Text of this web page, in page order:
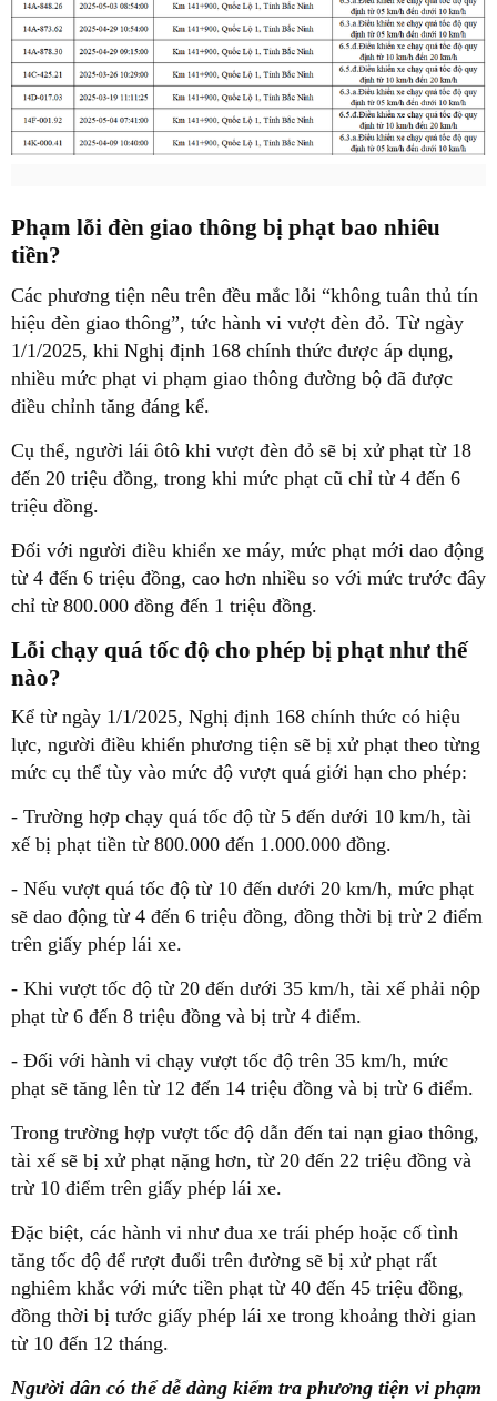
Phạm lỗi đèn giao thông bị phạt bao nhiêu
tiền?
Các phương tiện nêu trên đều mắc lỗi “không tuân thủ tín
hiệu đèn giao thông”, tức hành vi vượt đèn đỏ. Từ ngày
1/1/2025, khi Nghị định 168 chính thức được áp dụng,
nhiều mức phạt vi phạm giao thông đường bộ đã được
điều chỉnh tăng đáng kể.
Cụ thể, người lái ôtô khi vượt đèn đỏ sẽ bị xử phạt từ 18
đến 20 triệu đồng, trong khi mức phạt cũ chỉ từ 4 đến 6
triệu đồng.
Đối với người điều khiển xe máy, mức phạt mới dao động
từ 4 đến 6 triệu đồng, cao hơn nhiều so với mức trước đây
chỉ từ 800.000 đồng đến 1 triệu đồng.
Lỗi chạy quá tốc độ cho phép bị phạt như thế
nào?
Kể từ ngày 1/1/2025, Nghị định 168 chính thức có hiệu
lực, người điều khiển phương tiện sẽ bị xử phạt theo từng
mức cụ thể tùy vào mức độ vượt quá giới hạn cho phép:
- Trường hợp chạy quá tốc độ từ 5 đến dưới 10 km/h, tài
xế bị phạt tiền từ 800.000 đến 1.000.000 đồng.
- Nếu vượt quá tốc độ từ 10 đến dưới 20 km/h, mức phạt
sẽ dao động từ 4 đến 6 triệu đồng, đồng thời bị trừ 2 điểm
trên giấy phép lái xe.
- Khi vượt tốc độ từ 20 đến dưới 35 km/h, tài xế phải nộp
phạt từ 6 đến 8 triệu đồng và bị trừ 4 điểm.
- Đối với hành vi chạy vượt tốc độ trên 35 km/h, mức
phạt sẽ tăng lên từ 12 đến 14 triệu đồng và bị trừ 6 điểm.
Trong trường hợp vượt tốc độ dẫn đến tai nạn giao thông,
tài xế sẽ bị xử phạt nặng hơn, từ 20 đến 22 triệu đồng và
trừ 10 điểm trên giấy phép lái xe.
Đặc biệt, các hành vi như đua xe trái phép hoặc cố tình
tăng tốc độ để rượt đuổi trên đường sẽ bị xử phạt rất
nghiêm khắc với mức tiền phạt từ 40 đến 45 triệu đồng,
đồng thời bị tước giấy phép lái xe trong khoảng thời gian
từ 10 đến 12 tháng.
Người dân có thể dễ dàng kiểm tra phương tiện vi phạm